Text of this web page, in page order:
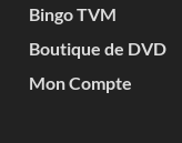
Bingo TVM
Boutique de DVD
Mon Compte